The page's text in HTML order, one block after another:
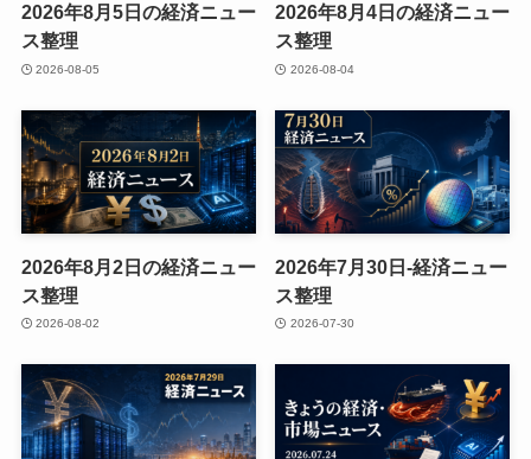
2026年8月5日の経済ニュー
ス整理
2026-08-05
2026年8月4日の経済ニュー
ス整理
2026-08-04
2026年8月2日の経済ニュー
ス整理
2026-08-02
2026年7月30日-経済ニュー
ス整理
2026-07-30